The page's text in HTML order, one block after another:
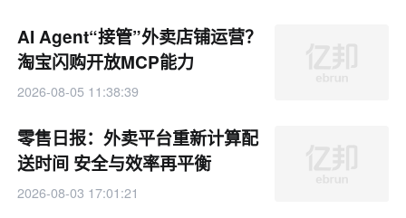
AI Agent“接管”外卖店铺运营？
淘宝闪购开放MCP能力
2026-08-05 11:38:39
零售日报：外卖平台重新计算配
送时间 安全与效率再平衡
2026-08-03 17:01:21